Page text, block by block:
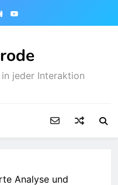
jeder Interaktion
Analyse und